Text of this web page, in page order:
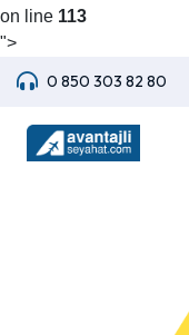
on line 113
">
0 850 303 82 80